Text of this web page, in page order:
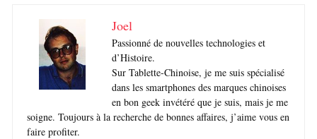
Joel
Passionné de nouvelles technologies et
d’Histoire.
Sur Tablette-Chinoise, je me suis spécialisé
dans les smartphones des marques chinoises
en bon geek invétéré que je suis, mais je me
soigne. Toujours à la recherche de bonnes affaires, j’aime vous en
faire profiter.